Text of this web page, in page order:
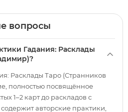
вопросы
Гадания: Расклады
Расклады Таро (Странников
полностью посвящённое
1–2 карт до раскладов с
авторские практики,